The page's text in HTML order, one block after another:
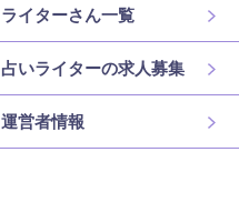
ライターさん一覧
占いライターの求人募集
運営者情報